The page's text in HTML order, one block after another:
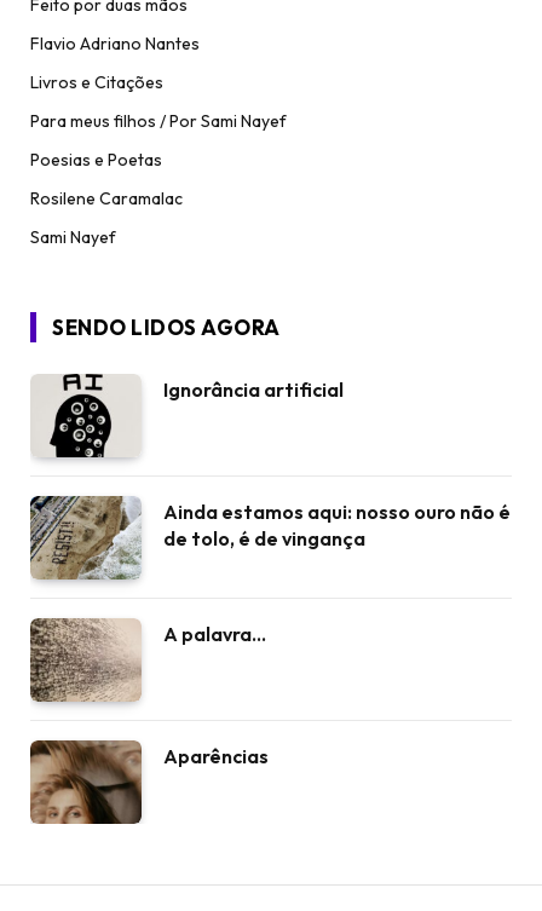
Feito por duas mãos
Flavio Adriano Nantes
Livros e Citações
Para meus filhos / Por Sami Nayef
Poesias e Poetas
Rosilene Caramalac
Sami Nayef
SENDO LIDOS AGORA
Ignorância artificial
Ainda estamos aqui: nosso ouro não é
de tolo, é de vingança
A palavra…
Aparências